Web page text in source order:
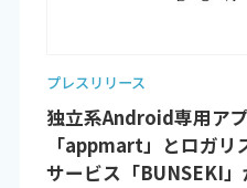
プレスリリース
独立系Android専用ア
「appmart」とロガリ
サービス「BUNSEKI」